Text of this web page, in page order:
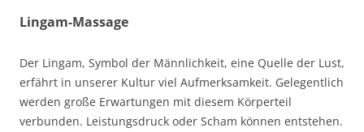
Lingam-Massage
Der Lingam, Symbol der Männlichkeit, eine Quelle der Lust,
erfährt in unserer Kultur viel Aufmerksamkeit. Gelegentlich
werden große Erwartungen mit diesem Körperteil
verbunden. Leistungsdruck oder Scham können entstehen.